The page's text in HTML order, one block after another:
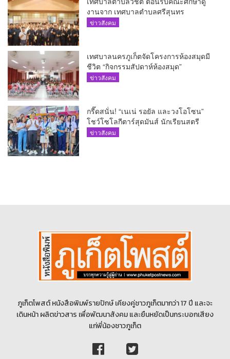
งานจาก เทศบาลตำบลศรีสุนทร
ข่าวสังคม
เทศบาลนครภูเก็ตจัดโครงการห้องสมุดมี
ชีวิต “กิจกรรมสัปดาห์ห้องสมุด”
ข่าวสังคม
กรี๊ดสนั่น! “เนเน่ รอยัล และวงโอโซน”
โชว์โซโลกีตาร์สุดมันส์ นักเรียนสตรี
ภูเก็ตนั่งไม่ติด ทั้งเต้น-ร้อง
ข่าวสังคม
ภูเก็ตโพสต์ หนังสือพิมพ์รายปักษ์ เคียงคู่ชาวภูเก็ตมากว่า 17 ปี และจะ
เดินหน้า ผลิตข่าวสาร เพื่อพัฒนาสังคม และยืนหยัดเป็นกระบอกเสียง
แก่พี่น้องชาวภูเก็ต